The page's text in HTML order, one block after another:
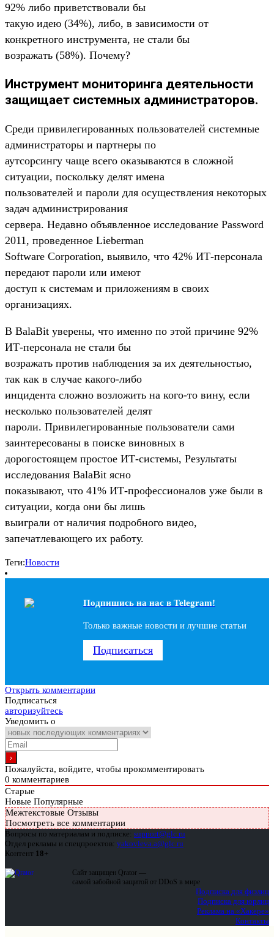
92% либо приветствовали бы
такую идею (34%), либо, в зависимости от
конкретного инструмента, не стали бы
возражать (58%). Почему?
Инструмент мониторинга деятельности
защищает системных администраторов.
Среди привилегированных пользователей системные
администраторы и партнеры по
аутсорсингу чаще всего оказываются в сложной
ситуации, поскольку делят имена
пользователей и пароли для осуществления некоторых
задач администрирования
сервера. Недавно объявленное исследование Password
2011, проведенное Lieberman
Software Corporation, выявило, что 42% ИТ-персонала
передают пароли или имеют
доступ к системам и приложениям в своих
организациях.
В BalaBit уверены, что именно по этой причине 92%
ИТ-персонала не стали бы
возражать против наблюдения за их деятельностью,
так как в случае какого-либо
инцидента сложно возложить на кого-то вину, если
несколько пользователей делят
пароли. Привилегированные пользователи сами
заинтересованы в поиске виновных в
дорогостоящем простое ИТ-системы, Результаты
исследования BalaBit ясно
показывают, что 41% ИТ-профессионалов уже были в
ситуации, когда они бы лишь
выиграли от наличия подробного видео,
запечатлевающего их работу.
Теги:Новости
Подпишись на наc в Telegram!
Только важные новости и лучшие статьи
Подписаться
Открыть комментарии
Подписаться
авторизуйтесь
Уведомить о
Пожалуйста, войдите, чтобы прокомментировать
0 комментариев
Старые
Новые Популярные
Межтекстовые Отзывы
Посмотреть все комментарии
Вопросы по материалам и подписке: support@glc.ru
Отдел рекламы и спецпроектов: yakovleva.a@glc.ru
Контент 18+
Сайт защищен Qrator —
самой забойной защитой от DDoS в мире
Подписка для физлиц
Подписка для юрлиц
Реклама на «Хакере»
Контакты